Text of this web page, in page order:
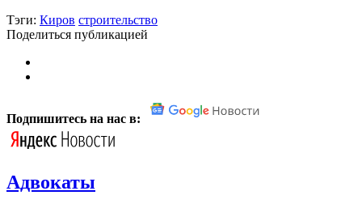
Тэги: Киров строительство
Поделиться публикацией
Подпишитесь на нас в:
Адвокаты